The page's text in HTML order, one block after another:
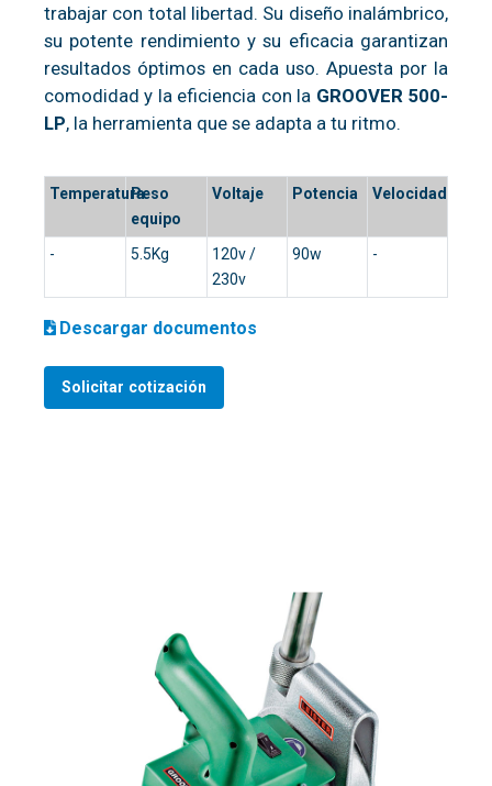
trabajar con total libertad. Su diseño inalámbrico,
su potente rendimiento y su eficacia garantizan
resultados óptimos en cada uso. Apuesta por la
comodidad y la eficiencia con la GROOVER 500-
LP, la herramienta que se adapta a tu ritmo.
TemperaturaPeso
equipo
Voltaje Potencia Velocidad
- 5.5Kg
120v /
230v
90w -
Descargar documentos
Solicitar cotización